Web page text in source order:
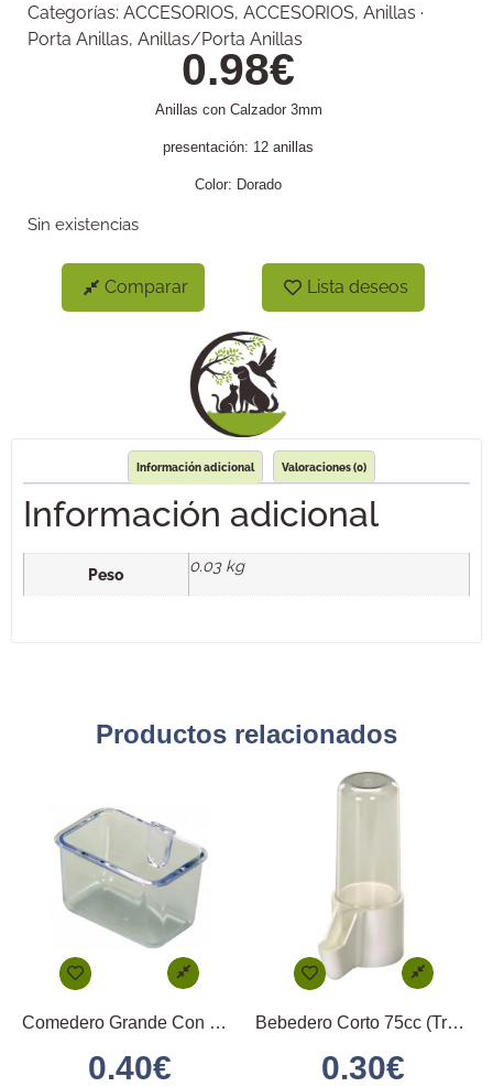
Categorías: ACCESORIOS, ACCESORIOS, Anillas ·
Porta Anillas, Anillas/Porta Anillas
0.98€
Anillas con Calzador 3mm
presentación: 12 anillas
Color: Dorado
Sin existencias
Comparar Lista deseos
Información adicional Valoraciones (0)
Información adicional
Peso 0.03 kg
Productos relacionados
Comedero Grande Con Enganche Directo
0.40€
Bebedero Corto 75cc (Transparente)
0.30€